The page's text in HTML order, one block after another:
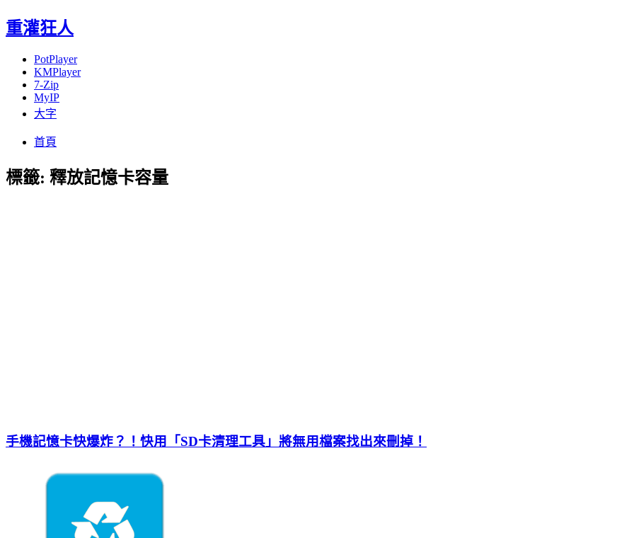
重灌狂人
PotPlayer
KMPlayer
7-Zip
MyIP
大字
首頁
標籤: 釋放記憶卡容量
手機記憶卡快爆炸？！快用「SD卡清理工具」將無用檔案找出來刪掉！